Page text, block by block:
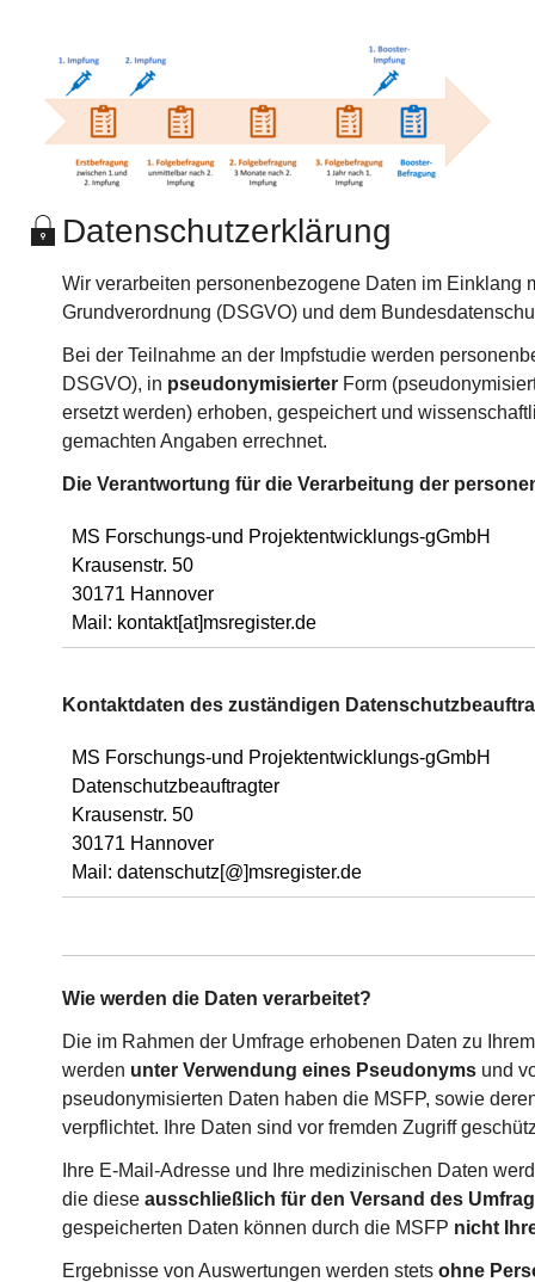
Show larger version
Datenschutzerklärung
Wir verarbeiten personenbezogene Daten im Einklang
Grundverordnung (DSGVO) und dem
Bei der Teilnahme an der Impfstudie werden
DSGVO), in pseudonymisierter Form
ersetzt werden) erhoben, gespeichert und
gemachten Angaben errechnet.
Die Verantwortung für die Verarbeitung der
MS Forschungs-und Projektentwicklungs-gGmbH
Krausenstr. 50
30171 Hannover
Mail: kontakt[at]msregister.de
Kontaktdaten des zuständigen
MS Forschungs-und Projektentwicklungs-gGmbH
Datenschutzbeauftragter
Krausenstr. 50
30171 Hannover
Mail: datenschutz[@]msregister.de
Wie werden die Daten verarbeitet?
Die im Rahmen der Umfrage erhobenen Daten zu
werden unter Verwendung eines Pseudonyms und
pseudonymisierten Daten haben die MSFP, sowie
verpflichtet. Ihre Daten sind vor fremden Zugriff
Ihre E-Mail-Adresse und Ihre medizinischen Daten
die diese ausschließlich für den Versand des
gespeicherten Daten können durch die MSFP nicht
Ergebnisse von Auswertungen werden stets ohne